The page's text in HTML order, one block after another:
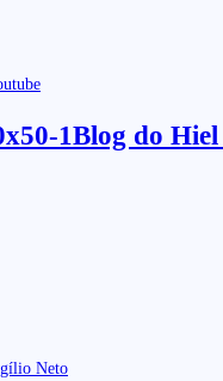
Blog do
Neto